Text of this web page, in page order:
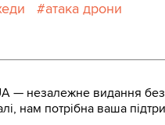
атака дрони
— незалежне видання
нам потрібна ваша